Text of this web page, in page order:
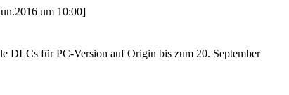
um 10:00]
DLCs für PC-Version auf Origin bis zum 20. September